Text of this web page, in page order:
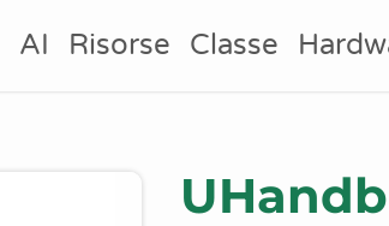
AI Risorse Classe